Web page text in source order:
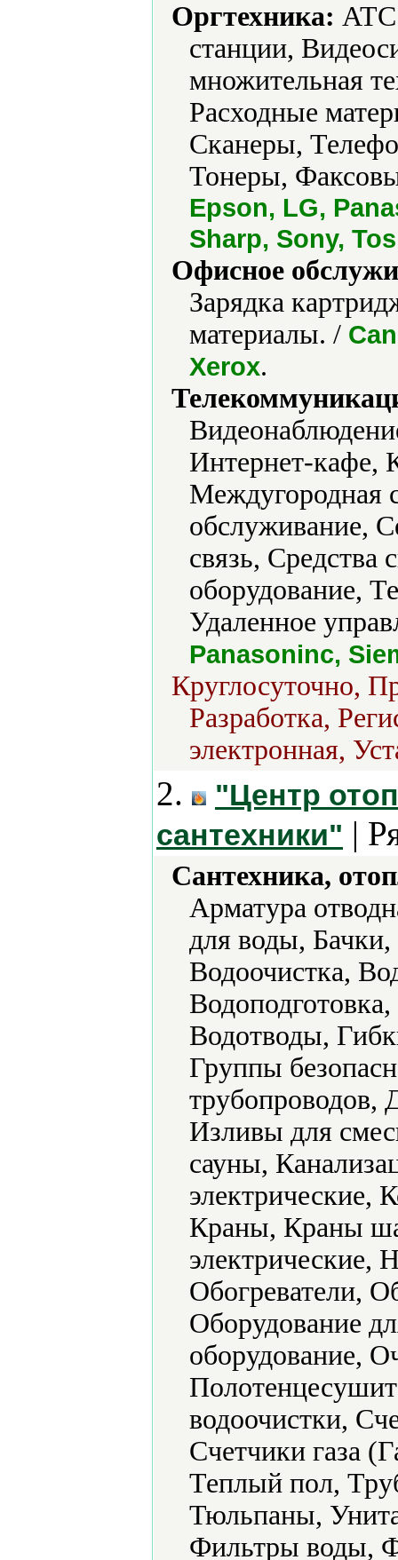
Оргтехника: АТС
станции,
множительная
Расходные
Сканеры,
Тонеры,
Epson, LG,
Sharp, Sony,
Офисное
Зарядка
материалы. /
Xerox.
Интернет-кафе,
Междугородная
обслуживание,
связь, Средства
оборудование,
Удаленное
Panasoninc,
Круглосуточно,
Разработка,
электронная,
2.
"Центр
сантехники" |
Сантехника,
Арматура
для воды,
Водоочистка,
Водотводы,
Группы
трубопроводов,
Изливы для
сауны,
электрические,
Краны, Краны
электрические,
Обогреватели,
Оборудование
оборудование,
водоочистки,
Счетчики газа
Теплый пол,
Тюльпаны,
Фильтры воды,